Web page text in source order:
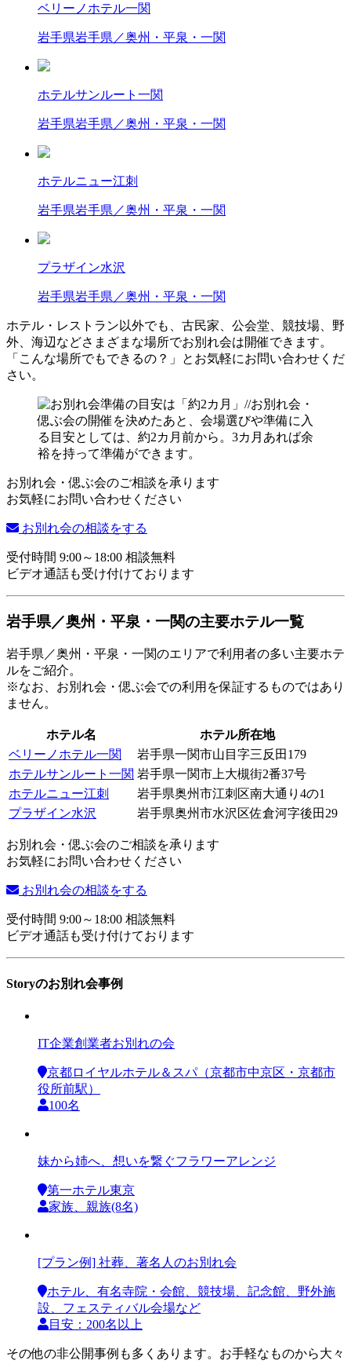
ベリーノホテル一関
岩手県岩手県／奥州・平泉・一関
ホテルサンルート一関
岩手県岩手県／奥州・平泉・一関
ホテルニュー江刺
岩手県岩手県／奥州・平泉・一関
プラザイン水沢
岩手県岩手県／奥州・平泉・一関
ホテル・レストラン以外でも、古民家、公会堂、競技場、野
外、海辺などさまざまな場所でお別れ会は開催できます。
「こんな場所でもできるの？」とお気軽にお問い合わせくだ
さい。
お別れ会・偲ぶ会のご相談を承ります
お気軽にお問い合わせください
お別れ会の相談をする
受付時間 9:00～18:00 相談無料
ビデオ通話も受け付けております
岩手県／奥州・平泉・一関の主要ホテル一覧
岩手県／奥州・平泉・一関のエリアで利用者の多い主要ホテ
ルをご紹介。
※なお、お別れ会・偲ぶ会での利用を保証するものではあり
ません。
ホテル名
ホテル所在地
ベリーノホテル一関
岩手県一関市山目字三反田179
ホテルサンルート一関 岩手県一関市上大槻街2番37号
ホテルニュー江刺
岩手県奥州市江刺区南大通り4の1
プラザイン水沢
岩手県奥州市水沢区佐倉河字後田29
お別れ会・偲ぶ会のご相談を承ります
お気軽にお問い合わせください
お別れ会の相談をする
受付時間 9:00～18:00 相談無料
ビデオ通話も受け付けております
Storyのお別れ会事例
IT企業創業者お別れの会
京都ロイヤルホテル＆スパ（京都市中京区・京都市
役所前駅）
100名
妹から姉へ、想いを繋ぐフラワーアレンジ
第一ホテル東京
家族、親族(8名)
[プラン例] 社葬、著名人のお別れ会
ホテル、有名寺院・会館、競技場、記念館、野外施
設、フェスティバル会場など
目安：200名以上
その他の非公開事例も多くあります。お手軽なものから大々